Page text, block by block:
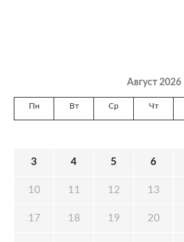
Август 2026
Пн Вт Ср Чт
3 4 5 6
10 11 12 13
17 18 19 20